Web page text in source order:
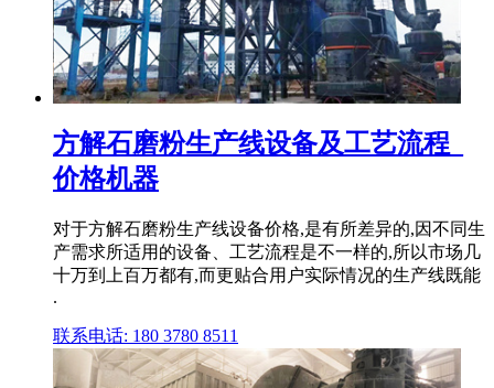
方解石磨粉生产线设备及工艺流程_
价格机器
对于方解石磨粉生产线设备价格,是有所差异的,因不同生
产需求所适用的设备、工艺流程是不一样的,所以市场几
十万到上百万都有,而更贴合用户实际情况的生产线既能
.
联系电话: 180 3780 8511